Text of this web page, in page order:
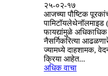
२५-०२-१७
आजच्या पौष्टिक
पामिटॉयलेथेनॉलमाइड
फायद्यांमुळे
नैसर्गिकरित्या
ज्यामध्ये दाहशामक,
क्रिया आहेत...
अधिक वाचा